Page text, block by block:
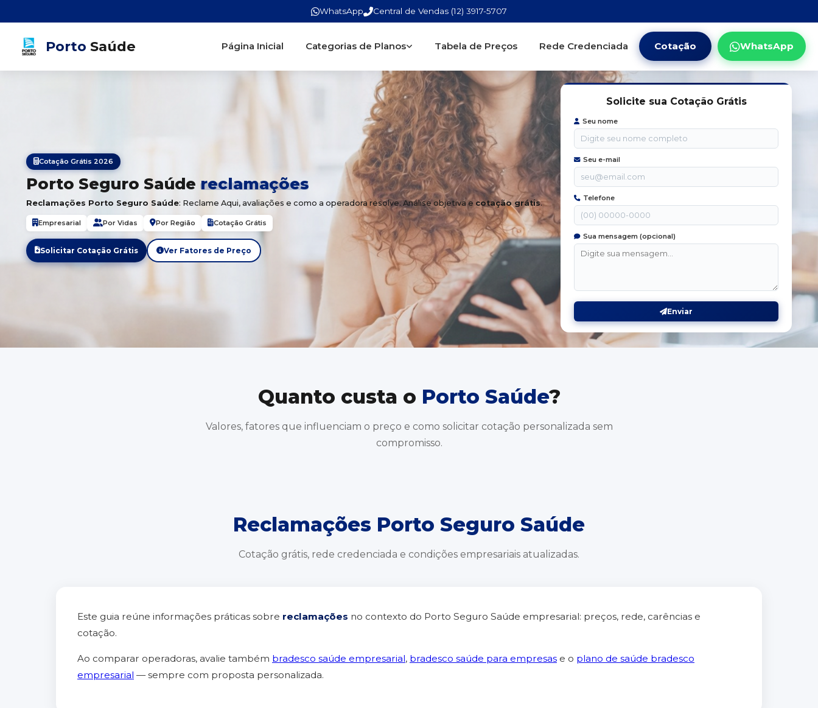
WhatsApp Central de Vendas (12) 3917-5707
Porto Saúde Página Inicial Categorias de Planos Tabela de Preços Rede Credenciada Cotação WhatsApp
Cotação Grátis 2026
Porto Seguro Saúde reclamações
Reclamações Porto Seguro Saúde: Reclame Aqui, avaliações e como a operadora resolve. Análise objetiva e cotação grátis.
Empresarial Por Vidas Por Região Cotação Grátis
Solicitar Cotação Grátis Ver Fatores de Preço
Solicite sua Cotação Grátis
Seu nome
Seu e-mail
Telefone
Sua mensagem (opcional)
Enviar
Quanto custa o Porto Saúde?
Valores, fatores que influenciam o preço e como solicitar cotação personalizada sem
compromisso.
Reclamações Porto Seguro Saúde
Cotação grátis, rede credenciada e condições empresariais atualizadas.
Este guia reúne informações práticas sobre reclamações no contexto do Porto Seguro Saúde empresarial: preços, rede, carências e
cotação.
Ao comparar operadoras, avalie também bradesco saúde empresarial, bradesco saúde para empresas e o plano de saúde bradesco
empresarial — sempre com proposta personalizada.